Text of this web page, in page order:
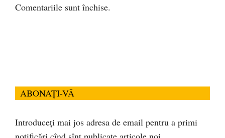
Comentariile sunt închise.
ABONAȚI-VĂ
Introduceți mai jos adresa de email pentru a primi